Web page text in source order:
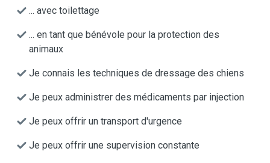
... avec toilettage
... en tant que bénévole pour la protection des
animaux
Je connais les techniques de dressage des chiens
Je peux administrer des médicaments par injection
Je peux offrir un transport d'urgence
Je peux offrir une supervision constante